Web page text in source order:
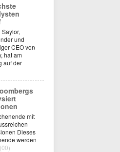
und
CEO von
hat am
auf der
mit
Dieses
werden
(00)